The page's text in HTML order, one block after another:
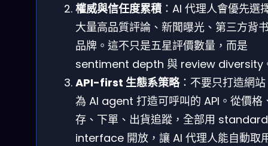
權威與信任度累積 ：AI 代理人會優先選
大量高品質評論、新聞曝光、第三方背
品牌。這不只是五星評價數量，而是
sentiment depth 與 review diversity
API-first 生態系策略：不要只打造網
為 AI agent 打造可呼叫的 API。從價格
存、下單、出貨追蹤，全部用 standard
interface 開放，讓 AI 代理人能自動取